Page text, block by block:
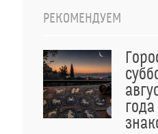
РЕКОМЕНДУЕМ